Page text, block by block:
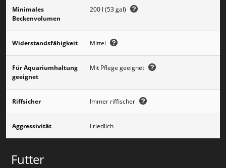
Minimales
Beckenvolumen
200 l (53 gal)
Widerstandsfähigkeit Mittel
Für Aquariumhaltung
geeignet
Mit Pflege geeignet
Riffsicher Immer riffischer
Aggressivität Friedlich
Futter